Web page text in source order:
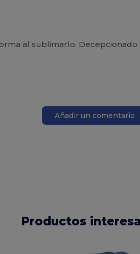
al sublimarlo. Decepcionado
Añadir un comentario
Productos